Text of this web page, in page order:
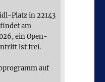
Platz in 22143
am
ein Open-
ist frei.
auf